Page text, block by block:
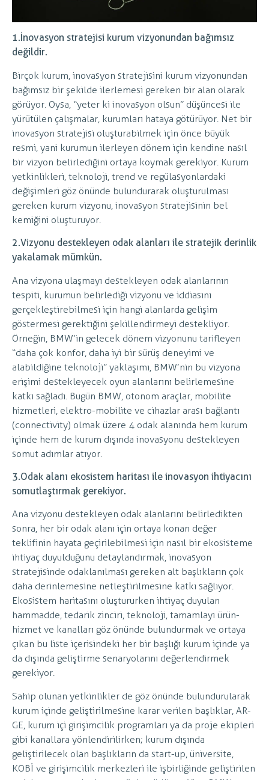
1. İnovasyon stratejisi kurum vizyonundan bağımsız
değildir.
Birçok kurum, inovasyon stratejisini kurum vizyonundan
bağımsız bir şekilde ilerlemesi gereken bir alan olarak
görüyor. Oysa, “yeter ki inovasyon olsun” düşüncesi ile
yürütülen çalışmalar, kurumları hataya götürüyor. Net bir
inovasyon stratejisi oluşturabilmek için önce büyük
resmi, yani kurumun ilerleyen dönem için kendine nasıl
bir vizyon belirlediğini ortaya koymak gerekiyor. Kurum
yetkinlikleri, teknoloji, trend ve regülasyonlardaki
değişimleri göz önünde bulundurarak oluşturulması
gereken kurum vizyonu, inovasyon stratejisinin bel
kemiğini oluşturuyor.
2.Vizyonu destekleyen odak alanları ile stratejik derinlik
yakalamak mümkün.
Ana vizyona ulaşmayı destekleyen odak alanlarının
tespiti, kurumun belirlediği vizyonu ve iddiasını
gerçekleştirebilmesi için hangi alanlarda gelişim
göstermesi gerektiğini şekillendirmeyi destekliyor.
Örneğin, BMW’in gelecek dönem vizyonunu tarifleyen
“daha çok konfor, daha iyi bir sürüş deneyimi ve
alabildiğine teknoloji” yaklaşımı, BMW’nin bu vizyona
erişimi destekleyecek oyun alanlarını belirlemesine
katkı sağladı. Bugün BMW, otonom araçlar, mobilite
hizmetleri, elektro-mobilite ve cihazlar arası bağlantı
(connectivity) olmak üzere 4 odak alanında hem kurum
içinde hem de kurum dışında inovasyonu destekleyen
somut adımlar atıyor.
3.Odak alanı ekosistem haritası ile inovasyon ihtiyacını
somutlaştırmak gerekiyor.
Ana vizyonu destekleyen odak alanlarını belirledikten
sonra, her bir odak alanı için ortaya konan değer
teklifinin hayata geçirilebilmesi için nasıl bir ekosisteme
ihtiyaç duyulduğunu detaylandırmak, inovasyon
stratejisinde odaklanılması gereken alt başlıkların çok
daha derinlemesine netleştirilmesine katkı sağlıyor.
Ekosistem haritasını oluştururken ihtiyaç duyulan
hammadde, tedarik zinciri, teknoloji, tamamlayı ürün-
hizmet ve kanalları göz önünde bulundurmak ve ortaya
çıkan bu liste içerisindeki her bir başlığı kurum içinde ya
da dışında geliştirme senaryolarını değerlendirmek
gerekiyor.
Sahip olunan yetkinlikler de göz önünde bulundurularak
kurum içinde geliştirilmesine karar verilen başlıklar, AR-
GE, kurum içi girişimcilik programları ya da proje ekipleri
gibi kanallara yönlendirilirken; kurum dışında
geliştirilecek olan başlıkların da start-up, üniversite,
KOBİ ve girişimcilik merkezleri ile işbirliğinde geliştirilen